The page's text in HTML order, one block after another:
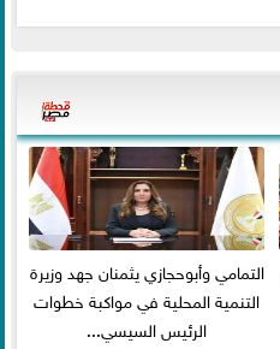
التمامي وأبوحجازي يثمنان جهد وزيرة
التنمية المحلية في مواكبة خطوات
الرئيس السيسي...